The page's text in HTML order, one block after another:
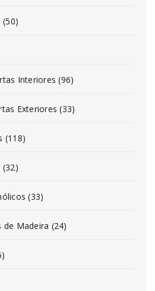
Interiores (96)
Exteriores (33)
(118)
(32)
(33)
de Madeira (24)